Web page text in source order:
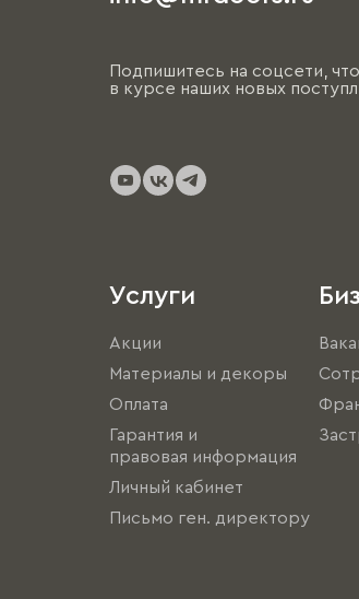
Подпишитесь на соцсети,
в курсе наших новых
Услуги
Акции
Материалы и декоры
Оплата
Гарантия и
правовая информация
Личный кабинет
Письмо ген. директору